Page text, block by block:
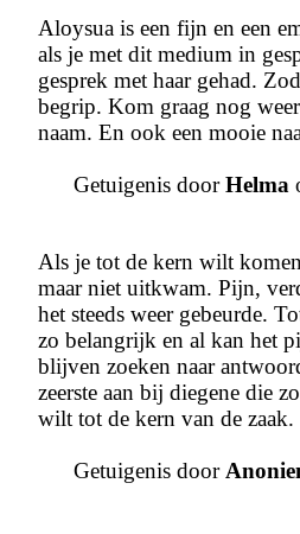
Aloysua is een fijn en een
als je met dit medium in
gesprek met haar gehad.
begrip. Kom graag nog
naam. En ook een mooie
Getuigenis doorHelma
Als je tot de kern wilt
maar niet uitkwam. Pijn,
het steeds weer gebeurde.
zo belangrijk en al kan het
blijven zoeken naar
zeerste aan bij diegene die
wilt tot de kern van de zaak.
Getuigenis door